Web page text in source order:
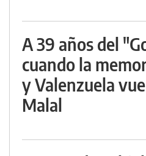
A 39 años del
cuando la
y Valenzuela
Malal